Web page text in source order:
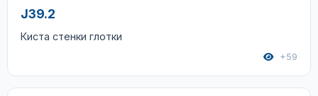
J39.2
Киста стенки глотки
+59